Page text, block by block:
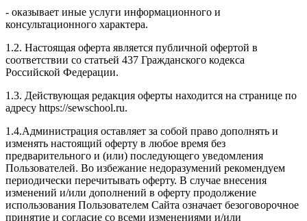
- оказывает иные услуги информационного и
консультационного характера.
1.2. Настоящая оферта является публичной офертой в
соответствии со статьей 437 Гражданского кодекса
Российской Федерации.
1.3. Действующая редакция оферты находится на странице по
адресу https://sewschool.ru.
1.4.Администрация оставляет за собой право дополнять и
изменять настоящий оферту в любое время без
предварительного и (или) последующего уведомления
Пользователей. Во избежание недоразумений рекомендуем
периодически перечитывать оферту. В случае внесения
изменений и/или дополнений в оферту продолжение
использования Пользователем Сайта означает безоговорочное
принятие и согласие со всеми изменениями и/или